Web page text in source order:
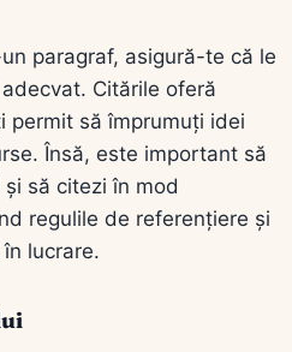
paragraf, asigură-te că le
Citările oferă
permit să împrumuți idei
Însă, este important să
să citezi în mod
regulile de referențiere și
lucrare.